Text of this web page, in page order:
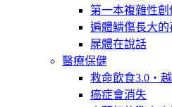
第一本複雜性
遍體鱗傷長大的
屍體在說話
醫療保健
救命飲食3.0‧越
癌症會消失